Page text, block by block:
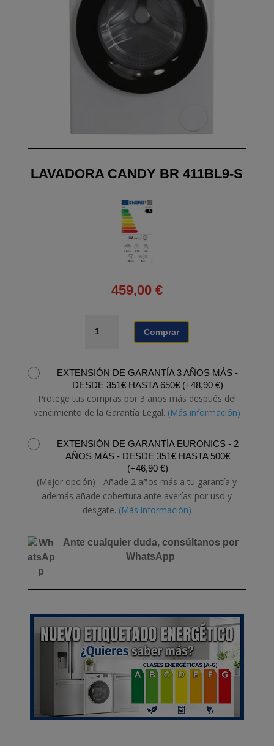
LAVADORA CANDY BR 411BL9-S
459,00 €
LAVADORA
CANDY
S
Comprar
EXTENSIÓN DE GARANTÍA 3 AÑOS MÁS -
DESDE 351€ HASTA 650€ (+48,90 €)
Protege tus compras por 3 años más después del
vencimiento de la Garantía Legal. (Más información)
EXTENSIÓN DE GARANTÍA EURONICS - 2
AÑOS MÁS - DESDE 351€ HASTA 500€
(+46,90 €)
(Mejor opción) - Añade 2 años más a tu garantía y
además añade cobertura ante averías por uso y
desgate. (Más información)
Ante cualquier duda, consúltanos por
WhatsApp